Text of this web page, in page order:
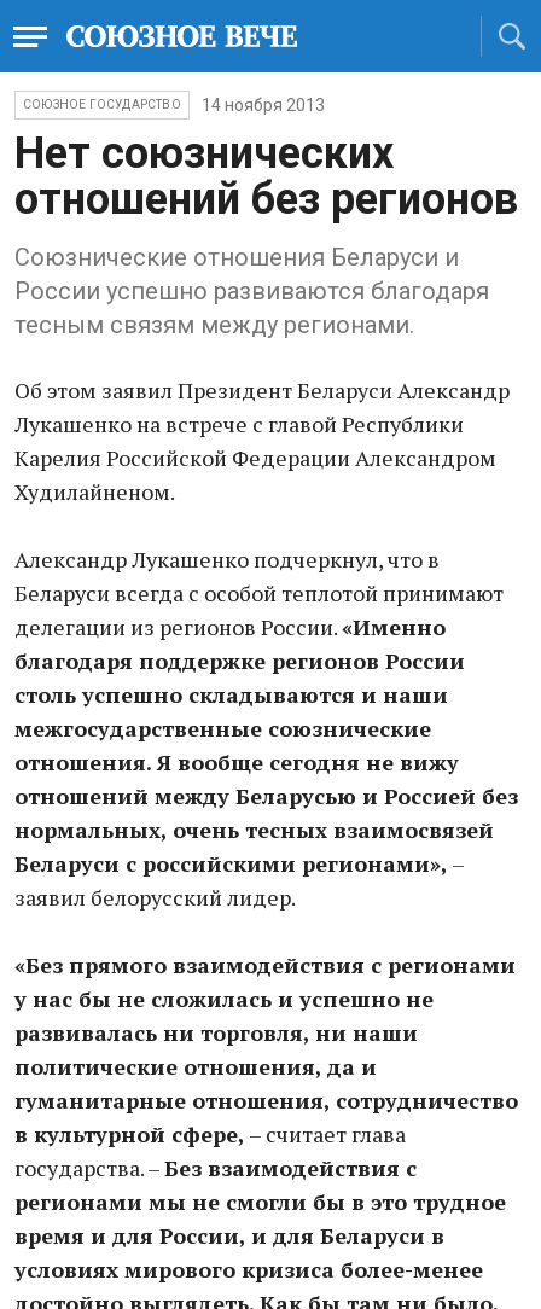
СОЮЗНОЕ ГОСУДАРСТВО 14 ноября 2013
Нет союзнических
отношений без регионов
Союзнические отношения Беларуси и
России успешно развиваются благодаря
тесным связям между регионами.
Об этом заявил Президент Беларуси Александр
Лукашенко на встрече с главой Республики
Карелия Российской Федерации Александром
Худилайненом.
Александр Лукашенко подчеркнул, что в
Беларуси всегда с особой теплотой принимают
делегации из регионов России.«Именно
благодаря поддержке регионов России
столь успешно складываются и наши
межгосударственные союзнические
отношения. Я вообще сегодня не вижу
отношений между Беларусью и Россией без
нормальных, очень тесных взаимосвязей
Беларуси с российскими регионами», –
заявил белорусский лидер.
«Без прямого взаимодействия с регионами
у нас бы не сложилась и успешно не
развивалась ни торговля, ни наши
политические отношения, да и
гуманитарные отношения, сотрудничество
в культурной сфере, – считает глава
государства. –Без взаимодействия с
регионами мы не смогли бы в это трудное
время и для России, и для Беларуси в
условиях мирового кризиса более-менее
достойно выглядеть. Как бы там ни было,